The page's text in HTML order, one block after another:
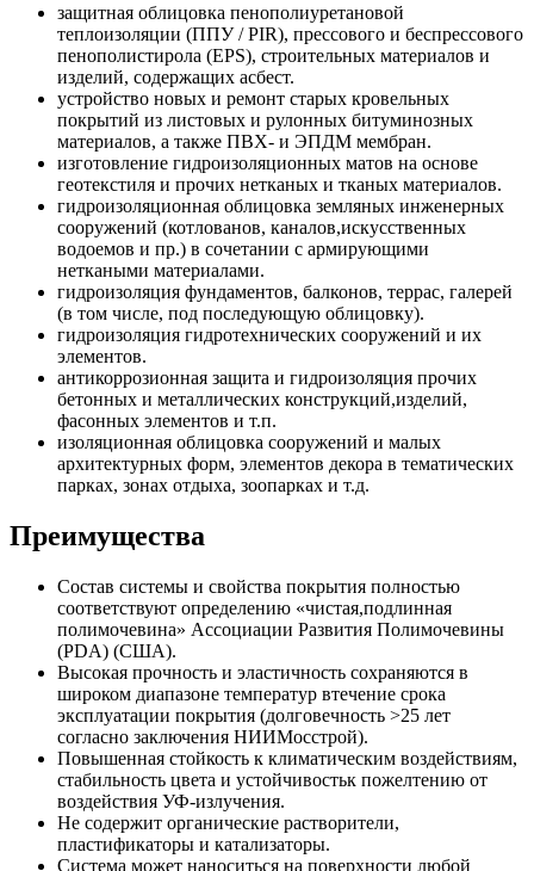
защитная облицовка пенополиуретановой
теплоизоляции (ППУ / PIR), прессового и беспрессового
пенополистирола (EPS), строительных материалов и
изделий, содержащих асбест.
устройство новых и ремонт старых кровельных
покрытий из листовых и рулонных битуминозных
материалов, а также ПВХ- и ЭПДМ мембран.
изготовление гидроизоляционных матов на основе
геотекстиля и прочих нетканых и тканых материалов.
гидроизоляционная облицовка земляных инженерных
сооружений (котлованов, каналов,искусственных
водоемов и пр.) в сочетании с армирующими
неткаными материалами.
гидроизоляция фундаментов, балконов, террас, галерей
(в том числе, под последующую облицовку).
гидроизоляция гидротехнических сооружений и их
элементов.
антикоррозионная защита и гидроизоляция прочих
бетонных и металлических конструкций,изделий,
фасонных элементов и т.п.
изоляционная облицовка сооружений и малых
архитектурных форм, элементов декора в тематических
парках, зонах отдыха, зоопарках и т.д.
Преимущества
Состав системы и свойства покрытия полностью
соответствуют определению «чистая,подлинная
полимочевина» Ассоциации Развития Полимочевины
(PDA) (США).
Высокая прочность и эластичность сохраняются в
широком диапазоне температур втечение срока
эксплуатации покрытия (долговечность >25 лет
согласно заключения НИИМосстрой).
Повышенная стойкость к климатическим воздействиям,
стабильность цвета и устойчивостьк пожелтению от
воздействия УФ-излучения.
Не содержит органические растворители,
пластификаторы и катализаторы.
Система может наноситься на поверхности любой